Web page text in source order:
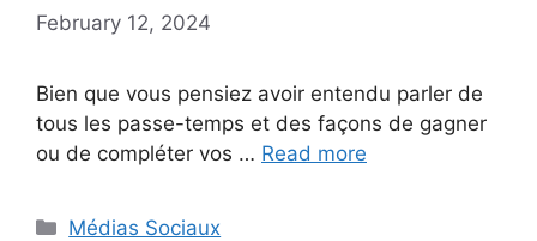
February 12, 2024
Bien que vous pensiez avoir entendu parler de
tous les passe-temps et des façons de gagner
ou de compléter vos … Read more
Categories
Médias Sociaux